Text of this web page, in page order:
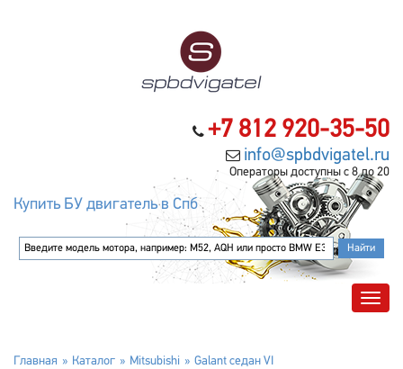
+7 812 920-35-50
info@spbdvigatel.ru
Операторы доступны с 8 до 20
Купить БУ двигатель в Спб
Главная Каталог Mitsubishi Galant седан VI